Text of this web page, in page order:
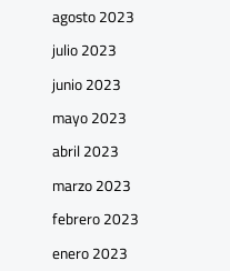
agosto 2023
julio 2023
junio 2023
mayo 2023
abril 2023
marzo 2023
febrero 2023
enero 2023